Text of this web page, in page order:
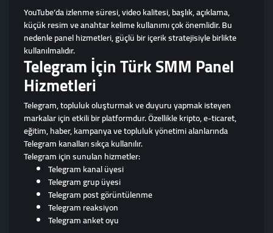
YouTube’da izlenme süresi, video kalitesi, başlık, açıklama,
küçük resim ve anahtar kelime kullanımı çok önemlidir. Bu
nedenle panel hizmetleri, güçlü bir içerik stratejisiyle birlikte
kullanılmalıdır.
Telegram İçin Türk SMM Panel
Hizmetleri
Telegram, topluluk oluşturmak ve duyuru yapmak isteyen
markalar için etkili bir platformdur. Özellikle kripto, e-ticaret,
eğitim, haber, kampanya ve topluluk yönetimi alanlarında
Telegram kanalları sıkça kullanılır.
Telegram için sunulan hizmetler:
Telegram kanal üyesi
Telegram grup üyesi
Telegram post görüntülenme
Telegram reaksiyon
Telegram anket oyu